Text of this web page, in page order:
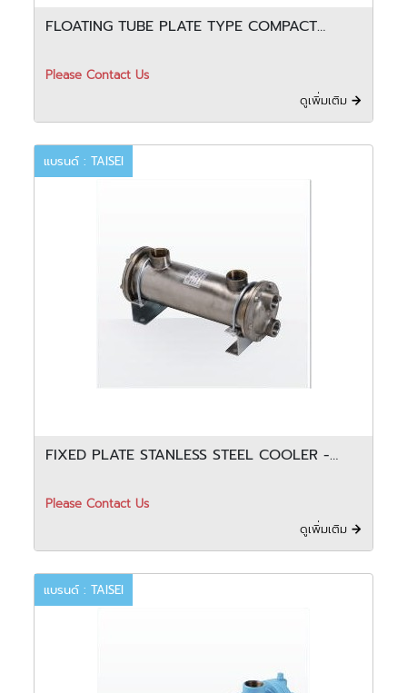
FLOATING TUBE PLATE TYPE COMPACT
Please Contact Us
ดูเพิ่มเติม
แบรนด์ : TAISEI
FIXED PLATE STANLESS STEEL COOLER -
Please Contact Us
ดูเพิ่มเติม
แบรนด์ : TAISEI